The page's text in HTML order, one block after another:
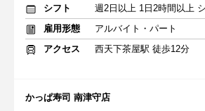
シフト
雇用形態
アルバイト・パート
アクセス
西天下茶屋駅 徒歩12分
かっぱ寿司 南津守店